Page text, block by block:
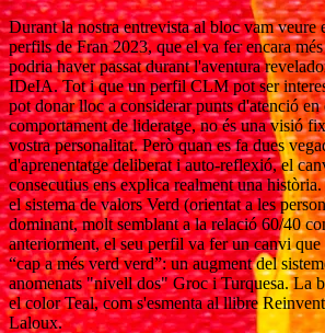
Durant la nostra entrevista al bloc vam veure
perfils de Fran 2023, que el va fer encara
podria haver passat durant l'aventura
IDeIA. Tot i que un perfil CLM pot ser
pot donar lloc a considerar punts d'atenció en
comportament de lideratge, no és una visió
vostra personalitat. Però quan es fa dues
d'aprenentatge deliberat i auto-reflexió, el
consecutius ens explica realment una
el sistema de valors Verd (orientat a les
dominant, molt semblant a la relació 60/40
anteriorment, el seu perfil va fer un canvi
“cap a més verd verd”: un augment del
anomenats "nivell dos" Groc i Turquesa. La
el color Teal, com s'esmenta al llibre
Laloux.